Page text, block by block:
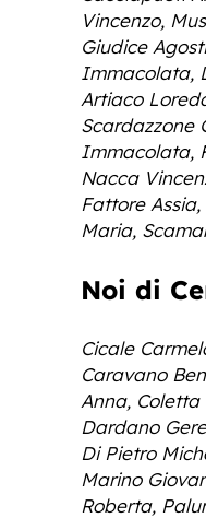
Vincenzo,
Giudice
Immacolata,
Artiaco
Scardazzone
Immacolata,
Nacca
Fattore
Maria,
Noi di
Cicale
Caravano
Anna,
Dardano
Di Pietro
Marino
Roberta,